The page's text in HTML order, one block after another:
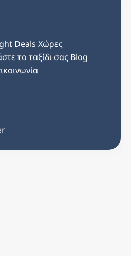
Deals Χώρες
το ταξίδι σας Blog